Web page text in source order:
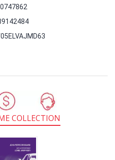
COLLECTION